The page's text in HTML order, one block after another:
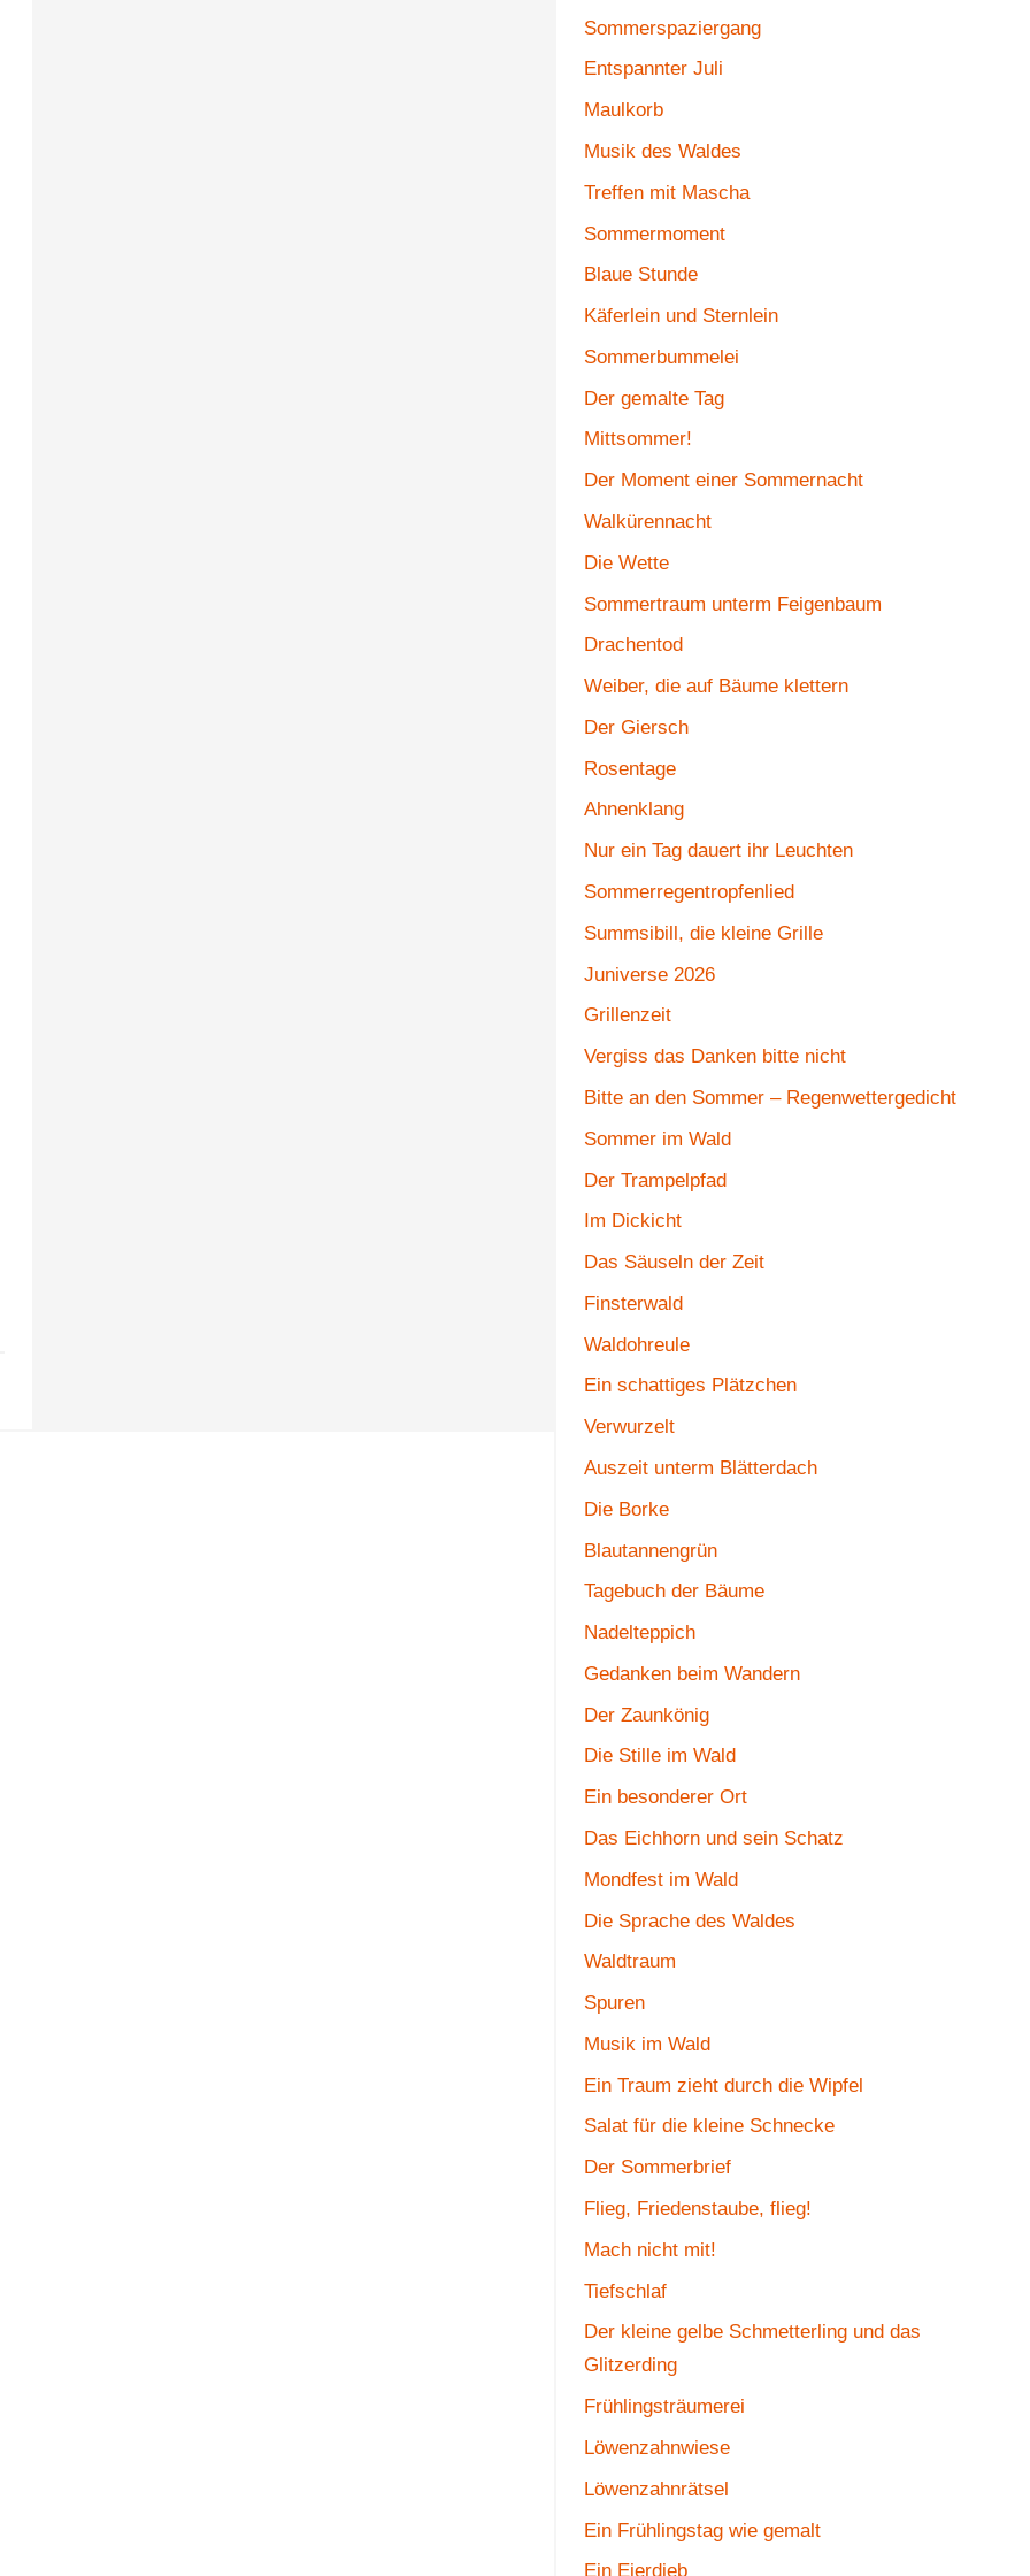
Sommerspaziergang
Entspannter Juli
Maulkorb
Musik des Waldes
Treffen mit Mascha
Sommermoment
Blaue Stunde
Käferlein und Sternlein
Sommerbummelei
Der gemalte Tag
Mittsommer!
Der Moment einer Sommernacht
Walkürennacht
Die Wette
Sommertraum unterm Feigenbaum
Drachentod
Weiber, die auf Bäume klettern
Der Giersch
Rosentage
Ahnenklang
Nur ein Tag dauert ihr Leuchten
Sommerregentropfenlied
Summsibill, die kleine Grille
Juniverse 2026
Grillenzeit
Vergiss das Danken bitte nicht
Bitte an den Sommer – Regenwettergedicht
Sommer im Wald
Der Trampelpfad
Im Dickicht
Das Säuseln der Zeit
Finsterwald
Waldohreule
Ein schattiges Plätzchen
Verwurzelt
Auszeit unterm Blätterdach
Die Borke
Blautannengrün
Tagebuch der Bäume
Nadelteppich
Gedanken beim Wandern
Der Zaunkönig
Die Stille im Wald
Ein besonderer Ort
Das Eichhorn und sein Schatz
Mondfest im Wald
Die Sprache des Waldes
Waldtraum
Spuren
Musik im Wald
Ein Traum zieht durch die Wipfel
Salat für die kleine Schnecke
Der Sommerbrief
Flieg, Friedenstaube, flieg!
Mach nicht mit!
Tiefschlaf
Der kleine gelbe Schmetterling und das
Glitzerding
Frühlingsträumerei
Löwenzahnwiese
Löwenzahnrätsel
Ein Frühlingstag wie gemalt
Ein Eierdieb